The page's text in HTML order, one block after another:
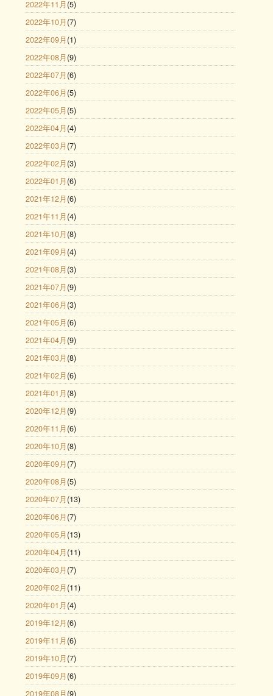
2022年11月 (5)
2022年10月 (7)
2022年09月 (1)
2022年08月 (9)
2022年07月 (6)
2022年06月 (5)
2022年05月 (5)
2022年04月 (4)
2022年03月 (7)
2022年02月 (3)
2022年01月 (6)
2021年12月 (6)
2021年11月 (4)
2021年10月 (8)
2021年09月 (4)
2021年08月 (3)
2021年07月 (9)
2021年06月 (3)
2021年05月 (6)
2021年04月 (9)
2021年03月 (8)
2021年02月 (6)
2021年01月 (8)
2020年12月 (9)
2020年11月 (6)
2020年10月 (8)
2020年09月 (7)
2020年08月 (5)
2020年07月 (13)
2020年06月 (7)
2020年05月 (13)
2020年04月 (11)
2020年03月 (7)
2020年02月 (11)
2020年01月 (4)
2019年12月 (6)
2019年11月 (6)
2019年10月 (7)
2019年09月 (6)
2019年08月 (9)